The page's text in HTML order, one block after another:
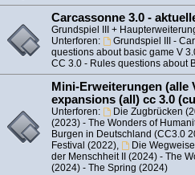
Carcassonne 3.0 -
Grundspiel III +
Unterforen:
Grundspiel III -
questions about basic game V
CC 3.0 - Rules questions about
Mini-Erweiterungen (alle
expansions (all) cc 3.0
Unterforen: Die Zugbrücken
(2023) - The Wonders of
Burgen in Deutschland (CC3.0
Festival (2022), Die
der Menschheit II (2024) - The
(2024) - The Spring (2024)